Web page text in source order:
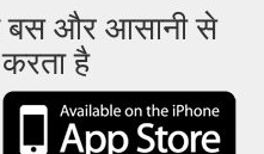
बस और आसानी से
है